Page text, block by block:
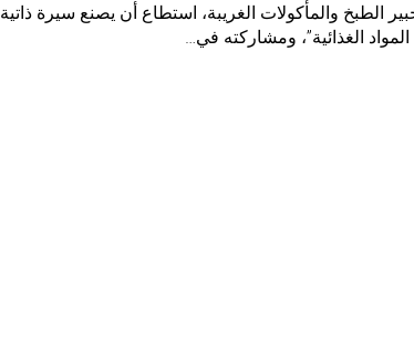
الطبخ والمأكولات الغريبة، استطاع أن يصنع سيرة ذاتية
الغذائية”، ومشاركته في…